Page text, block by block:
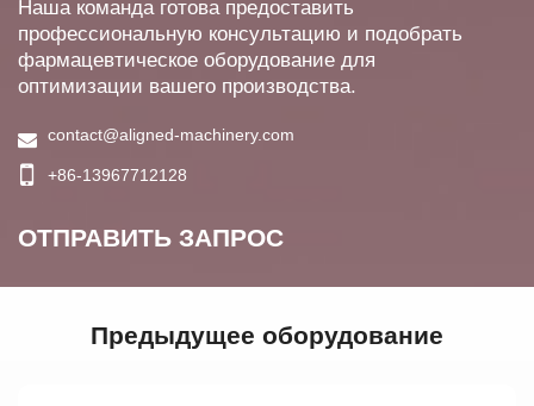
Наша команда готова предоставить
профессиональную консультацию и подобрать
фармацевтическое оборудование для
оптимизации вашего производства.
contact@aligned-machinery.com
+86-13967712128
ОТПРАВИТЬ ЗАПРОС
Предыдущее оборудование